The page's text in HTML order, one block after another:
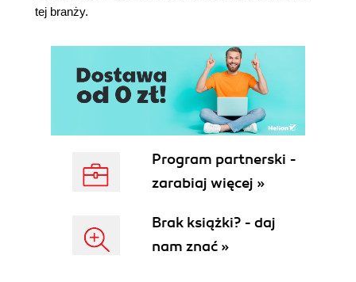
tej branży.
Program partnerski -
zarabiaj więcej »
Brak książki? - daj
nam znać »